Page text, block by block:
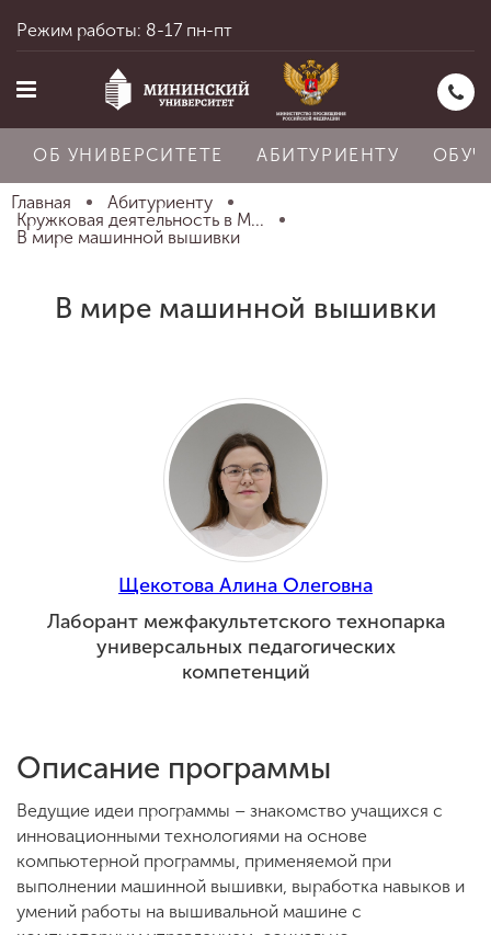
Абитуриенту
Обучение
Наука
Международная
деятельность
деятельности
Студенческая жизнь
Сведения об
Режим работы: 8-17 пн-пт
ОБ УНИВЕРСИТЕТЕ АБИТУРИЕНТУ
Главная
Абитуриенту
Кружковая деятельность в М...
В мире машинной вышивки
В мире машинной вышивки
Щекотова Алина Олеговна
Лаборант межфакультетского технопарка
универсальных педагогических
компетенций
Описание программы
Ведущие идеи программы – знакомство учащихся с
инновационными технологиями на основе
компьютерной программы, применяемой при
выполнении машинной вышивки, выработка навыков и
умений работы на вышивальной машине с